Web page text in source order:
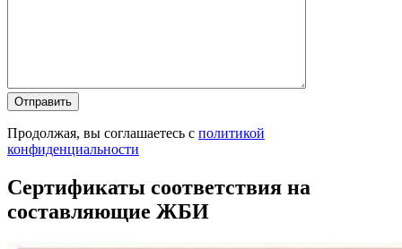
Продолжая, вы соглашаетесь с политикой
конфиденциальности
Сертификаты соответствия на
составляющие ЖБИ